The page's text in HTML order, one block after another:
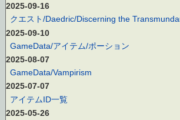
2025-09-16
クエスト/Daedric/Discerning the
2025-09-10
GameData/アイテム/ポーション
2025-08-07
GameData/Vampirism
2025-07-07
アイテムID一覧
2025-05-26